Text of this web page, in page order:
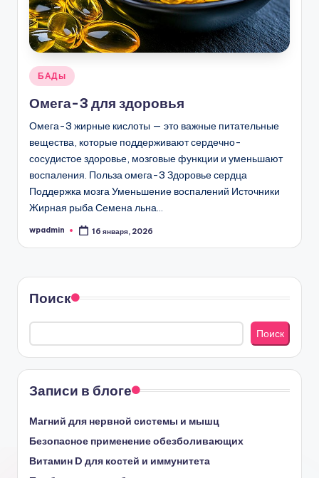
Опубликовано
БАДы
Омега-3 для здоровья
Омега-3 жирные кислоты — это важные питательные
вещества, которые поддерживают сердечно-
сосудистое здоровье, мозговые функции и уменьшают
воспаления. Польза омега-3 Здоровье сердца
Поддержка мозга Уменьшение воспалений Источники
Жирная рыба Семена льна…
Запись
wpadmin 16 января, 2026
Поиск
Поиск
Записи в блоге
Магний для нервной системы и мышц
Безопасное применение обезболивающих
Витамин D для костей и иммунитета